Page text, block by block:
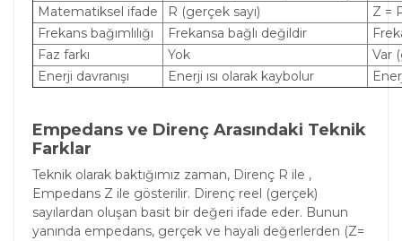
Matematiksel ifade
R (gerçek sayı)
Z =
Frekans bağımlılığı
Frekansa bağlı değildir
Faz farkı
Yok
Var
Enerji davranışı
Enerji ısı olarak kaybolur
Empedans ve Direnç Arasındaki Teknik
Farklar
Teknik olarak baktığımız zaman, Direnç R ile ,
Empedans Z ile gösterilir. Direnç reel (gerçek)
sayılardan oluşan basit bir değeri ifade eder. Bunun
yanında empedans, gerçek ve hayali değerlerden (Z=